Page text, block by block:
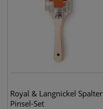
Royal & Langnickel Spalter
Pinsel-Set